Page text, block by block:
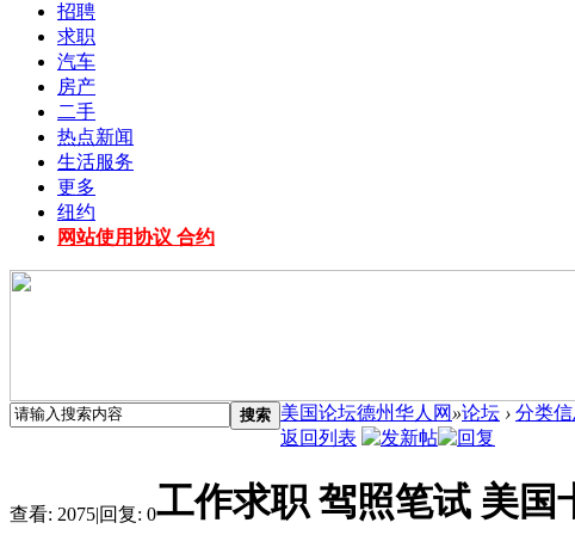
招聘
求职
汽车
房产
二手
热点新闻
生活服务
更多
纽约
网站使用协议 合约
搜索 美国论坛德州华人网 »论坛 › 分类信
返回列表
查看: 2075|回复: 0工作求职 驾照笔试 美国